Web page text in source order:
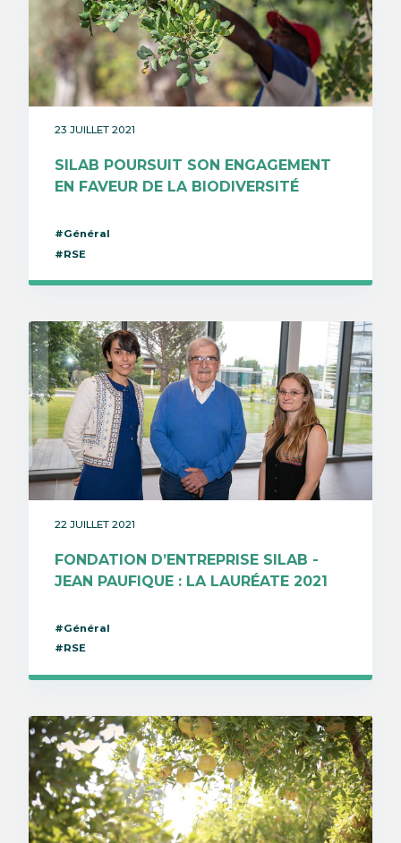
23 JUILLET 2021
SILAB POURSUIT SON ENGAGEMENT
EN FAVEUR DE LA BIODIVERSITÉ
#Général
#RSE
22 JUILLET 2021
FONDATION D’ENTREPRISE SILAB -
JEAN PAUFIQUE : LA LAURÉATE 2021
#Général
#RSE